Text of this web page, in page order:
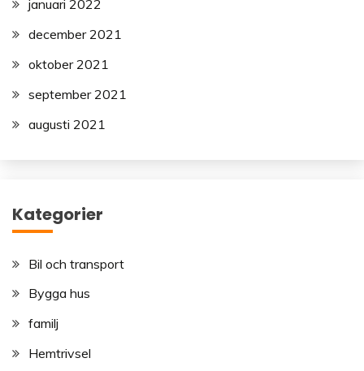
januari 2022
december 2021
oktober 2021
september 2021
augusti 2021
Kategorier
Bil och transport
Bygga hus
familj
Hemtrivsel